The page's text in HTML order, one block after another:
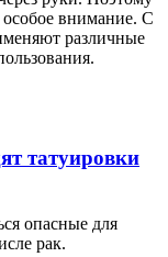
особое внимание. С
различные
татуировки
опасные для
рак.